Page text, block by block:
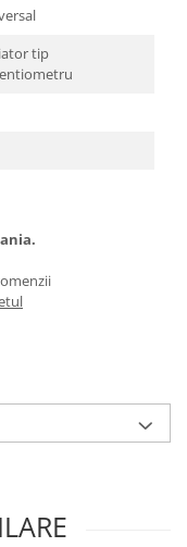
tip